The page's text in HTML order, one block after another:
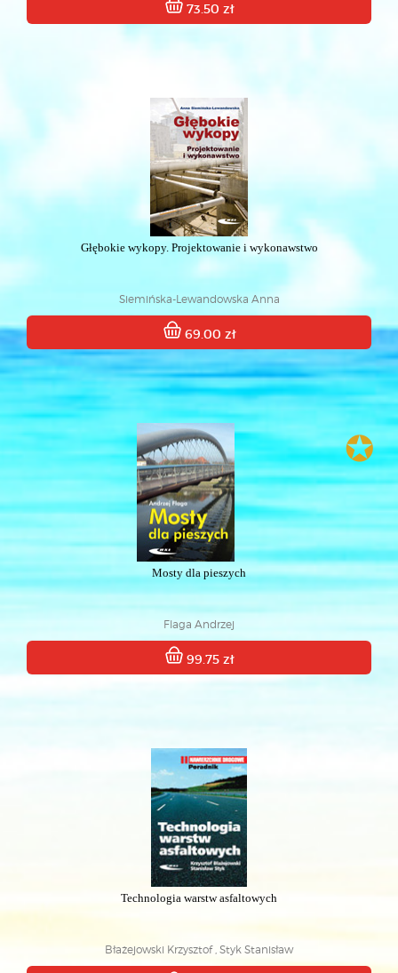
73.50 zł
Głębokie wykopy. Projektowanie i wykonawstwo
Siemińska-Lewandowska Anna
69.00 zł
✪
Mosty dla pieszych
Flaga Andrzej
99.75 zł
Technologia warstw asfaltowych
Błażejowski Krzysztof , Styk Stanisław